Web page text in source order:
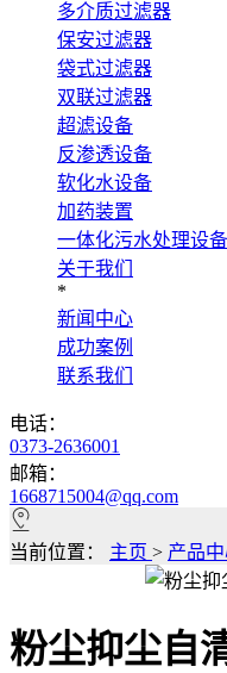
多介质过滤器
保安过滤器
袋式过滤器
双联过滤器
超滤设备
反渗透设备
软化水设备
加药装置
一体化污水处理设备
关于我们
*
新闻中心
成功案例
联系我们
电话：
0373-2636001
邮箱：
1668715004@qq.com
当前位置： 主页 > 产品
粉尘抑尘自